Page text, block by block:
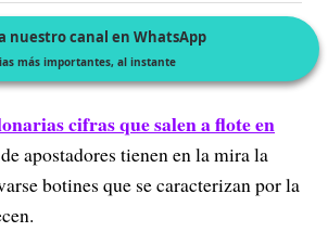
nuestro canal en WhatsApp
más importantes, al instante
cifras que salen a flote en
apostadores tienen en la mira la
botines que se caracterizan por la